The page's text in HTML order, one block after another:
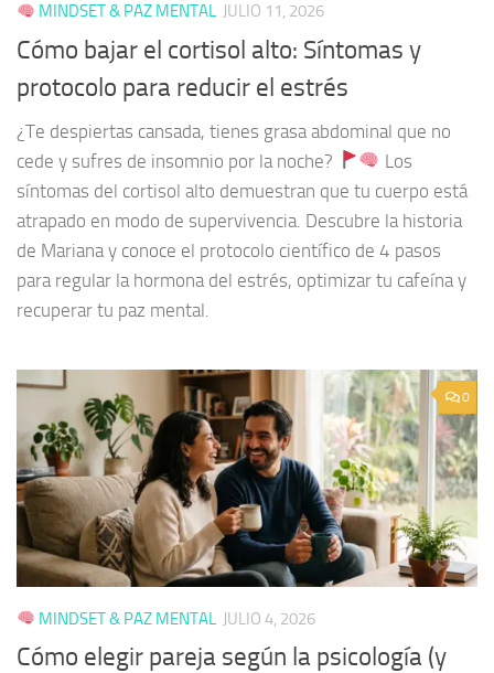
MINDSET & PAZ MENTAL JULIO 11, 2026
Cómo bajar el cortisol alto: Síntomas y
protocolo para reducir el estrés
¿Te despiertas cansada, tienes grasa abdominal que no
cede y sufres de insomnio por la noche?
Los
síntomas del cortisol alto demuestran que tu cuerpo está
atrapado en modo de supervivencia. Descubre la historia
de Mariana y conoce el protocolo científico de 4 pasos
para regular la hormona del estrés, optimizar tu cafeína y
recuperar tu paz mental.
0
MINDSET & PAZ MENTAL JULIO 4, 2026
Cómo elegir pareja según la psicología (y